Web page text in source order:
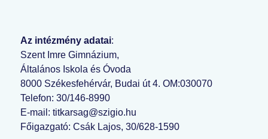
Az intézmény adatai:
Szent Imre Gimnázium,
Általános Iskola és Óvoda
8000 Székesfehérvár, Budai út 4. OM:030070
Telefon: 30/146-8990
E-mail: titkarsag@szigio.hu
Főigazgató: Csák Lajos, 30/628-1590